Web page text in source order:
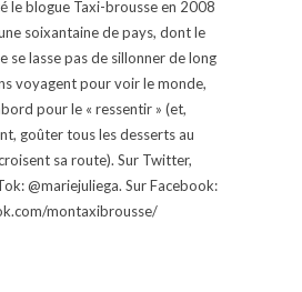
le blogue Taxi-brousse en 2008
soixantaine de pays, dont le
se lasse pas de sillonner de long
voyagent pour voir le monde,
pour le « ressentir » (et,
goûter tous les desserts au
sa route). Sur Twitter,
@mariejuliega. Sur Facebook:
montaxibrousse/